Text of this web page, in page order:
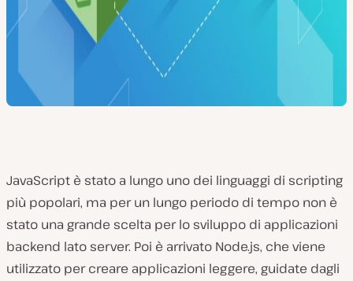
JavaScript è stato a lungo uno dei linguaggi di scripting
più popolari, ma per un lungo periodo di tempo non è
stato una grande scelta per lo sviluppo di applicazioni
backend lato server. Poi è arrivato Node.js, che viene
utilizzato per creare applicazioni leggere, guidate dagli